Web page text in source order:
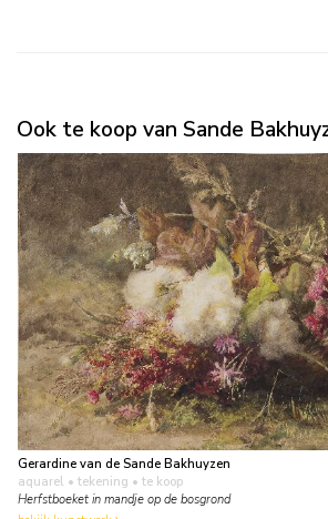
Ook te koop van Sande
Gerardine van de Sande Bakhuyzen
aquarel • tekening • te koop
Herfstboeket in mandje op de bosgrond